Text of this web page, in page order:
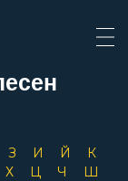
З И Й
К
Х Ц Ч
Ш